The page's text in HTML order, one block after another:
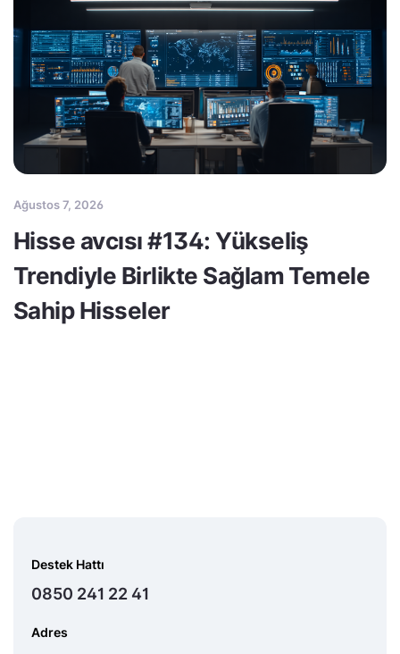
Ağustos 7, 2026
Hisse avcısı #134: Yükseliş
Trendiyle Birlikte Sağlam Temele
Sahip Hisseler
Destek Hattı
0850 241 22 41
Adres